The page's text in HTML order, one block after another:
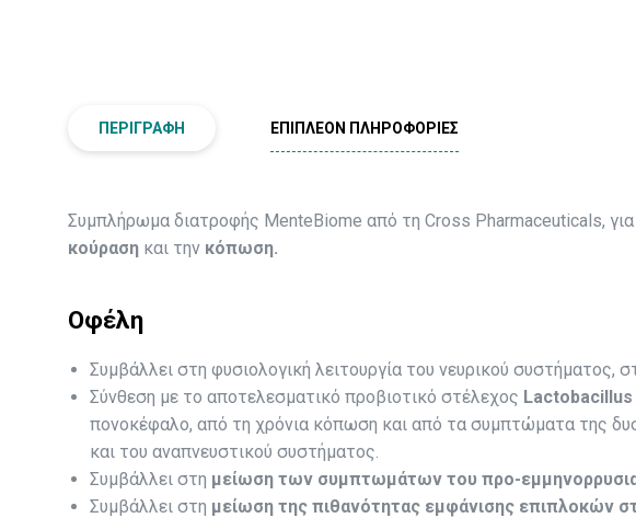
ΠΕΡΙΓΡΑΦΉ ΕΠΙΠΛΈΟΝ ΠΛΗΡΟΦΟΡΊΕΣ
Συμπλήρωμα διατροφής MenteBiome από τη Cross Pharmaceuticals,
κούραση και την κόπωση.
Οφέλη
Συμβάλλει στη φυσιολογική λειτουργία του νευρικού συστήματος,
Σύνθεση με το αποτελεσματικό προβιοτικό στέλεχος Lactobacillus
πονοκέφαλο, από τη χρόνια κόπωση και από τα συμπτώματα της
και του αναπνευστικού συστήματος.
Συμβάλλει στη μείωση των συμπτωμάτων του προ-
Συμβάλλει στη μείωση της πιθανότητας εμφάνισης επιπλοκών